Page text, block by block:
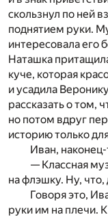
скользнул по ней
поднятием руки.
интересовала его
Наташка
куче, которая
и усадила
рассказать о том,
но потом вдруг
историю только
Иван,
— Классная
на флэшку. Ну,
Говоря это,
руки им на плечи.